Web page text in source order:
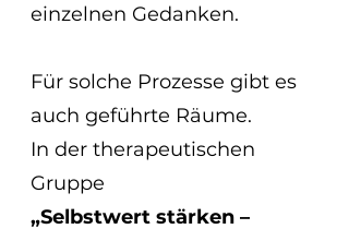
einzelnen Gedanken.
Für solche Prozesse gibt es
auch geführte Räume.
In der therapeutischen
Gruppe
„Selbstwert stärken –